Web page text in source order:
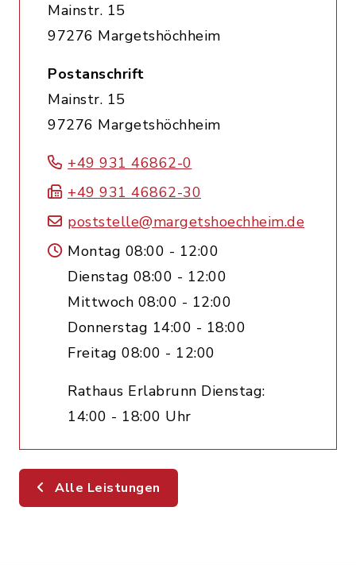
Mainstr. 15
97276 Margetshöchheim
Postanschrift
Mainstr. 15
97276 Margetshöchheim
+49 931 46862-0
+49 931 46862-30
poststelle@margetshoechheim.de
Montag 08:00 - 12:00
Dienstag 08:00 - 12:00
Mittwoch 08:00 - 12:00
Donnerstag 14:00 - 18:00
Freitag 08:00 - 12:00
Rathaus Erlabrunn Dienstag:
14:00 - 18:00 Uhr
Alle Leistungen